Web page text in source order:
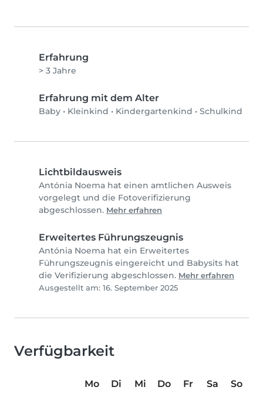
Erfahrung
> 3 Jahre
Erfahrung mit dem Alter
Baby • Kleinkind • Kindergartenkind • Schulkind
Lichtbildausweis
Antónia Noema hat einen amtlichen Ausweis
vorgelegt und die Fotoverifizierung
abgeschlossen. Mehr erfahren
Erweitertes Führungszeugnis
Antónia Noema hat ein Erweitertes
Führungszeugnis eingereicht und Babysits hat
die Verifizierung abgeschlossen. Mehr erfahren
Ausgestellt am: 16. September 2025
Verfügbarkeit
Mo Di Mi Do Fr Sa
So